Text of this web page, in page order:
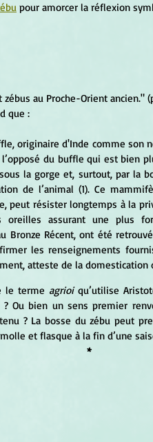
pour amorcer la réflexion
au Proche-Orient ancien."
que :
originaire d'Inde comme
du buffle qui est bien
la gorge et, surtout, par la
de l’animal (1). Ce
peut résister longtemps à la
assurant une plus
Bronze Récent, ont été
les renseignements
atteste de la domestication
le terme agrioi qu’utilise
Ou bien un sens premier
? La bosse du zébu peut
et flasque à la fin d’une
*